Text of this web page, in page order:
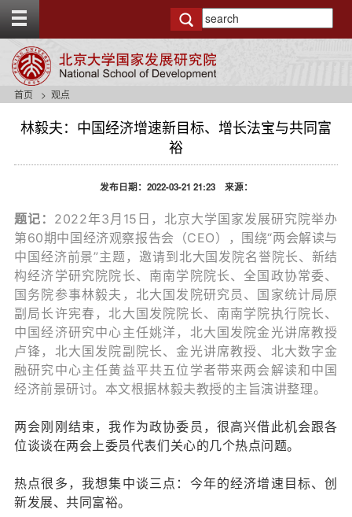
g
t
首页 观点
林毅夫：中国经济增速新目标、增长法宝与共同富
裕
发布日期：2022-03-21 21:23 来源：
题记： 2022年3月15日，北京大学国家发展研究院举办
第60期中国经济观察报告会（CEO），围绕“两会解读与
中国经济前景”主题，邀请到北大国发院名誉院长、新结
构经济学研究院院长、南南学院院长、全国政协常委、
国务院参事林毅夫，北大国发院研究员、国家统计局原
副局长许宪春，北大国发院院长、南南学院执行院长、
中国经济研究中心主任姚洋，北大国发院金光讲席教授
卢锋，北大国发院副院长、金光讲席教授、北大数字金
融研究中心主任黄益平共五位学者带来两会解读和中国
经济前景研讨。本文根据林毅夫教授的主旨演讲整理。
两会刚刚结束，我作为政协委员，很高兴借此机会跟各
位谈谈在两会上委员代表们关心的几个热点问题。
热点很多，我想集中谈三点：今年的经济增速目标、创
新发展、共同富裕。